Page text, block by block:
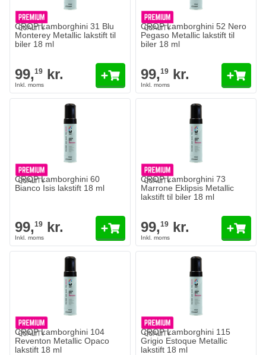
CROP Lamborghini 31 Blu
Monterey Metallic lakstift til
biler 18 ml
99,19 kr.
CROP Lamborghini 52 Nero
Pegaso Metallic lakstift til
biler 18 ml
99,19 kr.
CROP Lamborghini 60
Bianco Isis lakstift 18 ml
99,19 kr.
CROP Lamborghini 73
Marrone Eklipsis Metallic
lakstift til biler 18 ml
99,19 kr.
CROP Lamborghini 104
Reventon Metallic Opaco
lakstift 18 ml
CROP Lamborghini 115
Grigio Estoque Metallic
lakstift 18 ml